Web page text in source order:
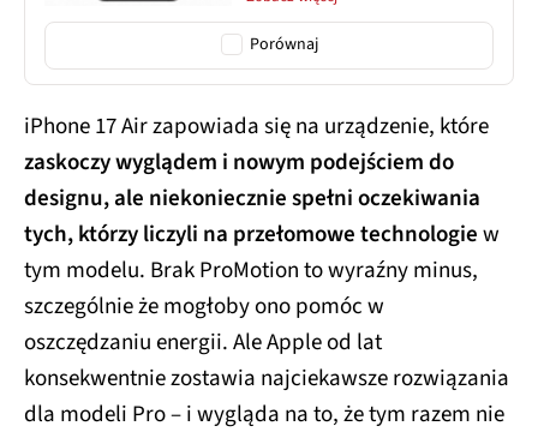
Porównaj
iPhone 17 Air zapowiada się na urządzenie, które
zaskoczy wyglądem i nowym podejściem do
designu, ale niekoniecznie spełni oczekiwania
tych, którzy liczyli na przełomowe technologiew
tym modelu. Brak ProMotion to wyraźny minus,
szczególnie że mogłoby ono pomóc w
oszczędzaniu energii. Ale Apple od lat
konsekwentnie zostawia najciekawsze rozwiązania
dla modeli Pro – i wygląda na to, że tym razem nie